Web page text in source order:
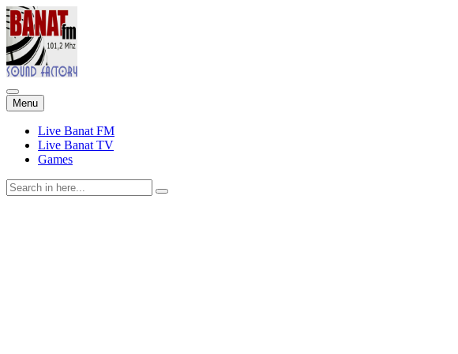
Menu Skip
to
content
Live Banat FM
Live Banat TV
Games
Search
for: